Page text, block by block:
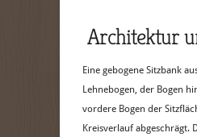
Architektur
Eine gebogene Sitzbank
Lehnebogen, der Bogen
vordere Bogen der
Kreisverlauf abgeschrägt.